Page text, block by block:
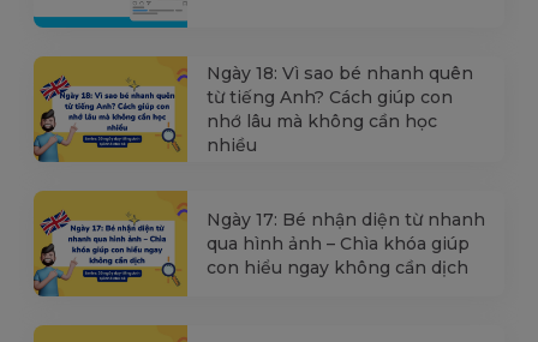
Ngày 18: Vì sao bé nhanh quên
từ tiếng Anh? Cách giúp con
nhớ lâu mà không cần học
nhiều
Ngày 17: Bé nhận diện từ nhanh
qua hình ảnh – Chìa khóa giúp
con hiểu ngay không cần dịch